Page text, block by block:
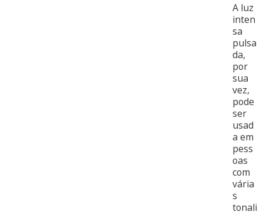
A luz
inten
sa
pulsa
da,
por
sua
vez,
pode
ser
usad
a em
pess
oas
com
vária
s
tonali